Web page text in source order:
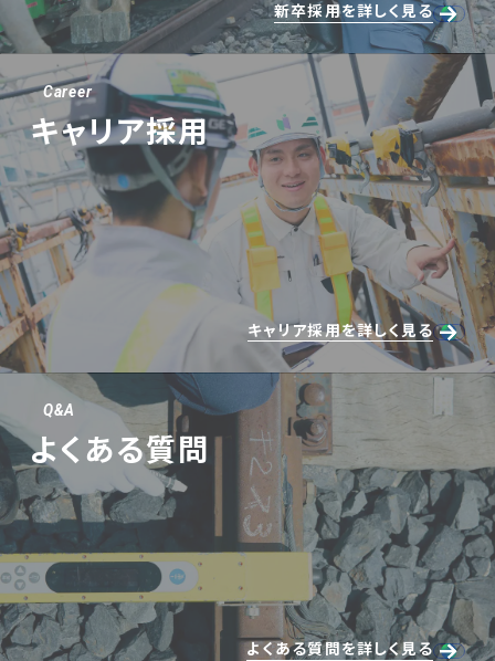
新卒採用を詳しく見る
Career
キャリア採用
キャリア採用を詳しく見る
Q&A
よくある質問
よくある質問を詳しく見る